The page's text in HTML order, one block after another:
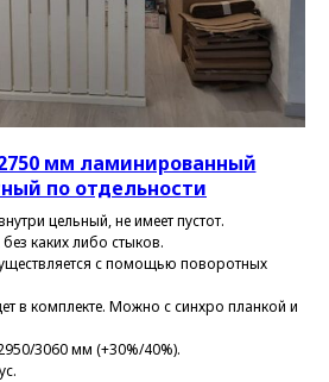
мм ламинированный
по отдельности
цельный, не имеет пустот.
каких либо стыков.
с помощью поворотных
в комплекте. Можно с синхро планкой и
3060 мм (+30%/40%).